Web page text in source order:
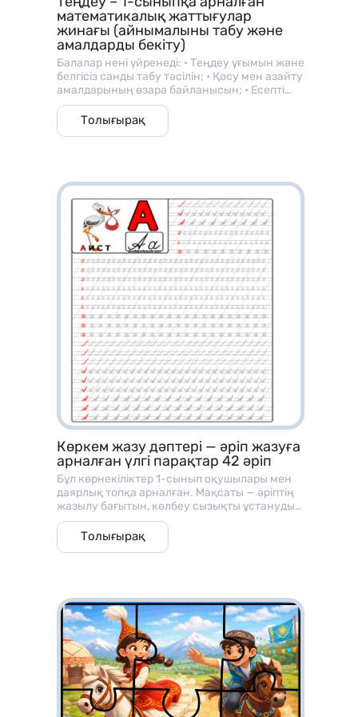
математикалық жаттығулар
жинағы (айнымалыны табу және
амалдарды бекіту)
Балалар нені үйренеді: • Теңдеу ұғымын және
белгісіз санды табу тәсілін; • Қосу мен азайту
амалдарының өзара байланысын; • Есепті
дұрыс құрастыру және шешуді; • Зейін,
логикалық және аналитикалық ойлауды
дамытады. ⸻ 🧑‍🏫 Қалай қолдануға
байланысы” тақырыптарында; • Жеке және
топтық жұмыс түрінде: ✏️ “Х мәнін тап”, 🔢
“Кім тез шешеді?”, 💡 “Қате тап!” жаттығулары;
• Қайталау және бақылау сабақтарында
қолдануға ыңғайлы.
Толығырақ
Көркем жазу дәптері — әріп жазуға
арналған үлгі парақтар 42 әріп
Бұл көрнекіліктер 1-сынып оқушылары мен
даярлық топқа арналған. Мақсаты — әріптің
жазылу бағытын, көлбеу сызықты ұстануды
және әріп байланысын үйрету
Толығырақ